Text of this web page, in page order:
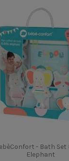
- Bath Set
Elephant